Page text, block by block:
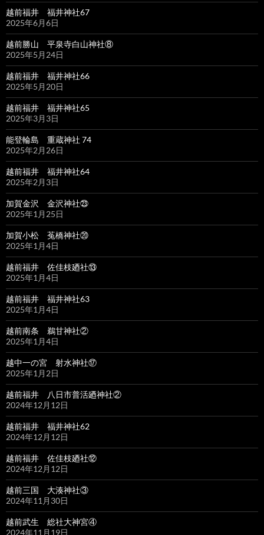
越前福井 福井神社67
2025年6月6日
越前勝山 平泉寺白山神社⑧
2025年5月24日
越前福井 福井神社66
2025年5月20日
越前福井 福井神社65
2025年3月3日
能登輪島 重蔵神社 74
2025年2月26日
越前福井 福井神社64
2025年2月3日
加賀金沢 金沢神社㉓
2025年1月25日
加賀小松 菟橋神社⑳
2025年1月4日
越前福井 佐佳枝廼社⑬
2025年1月4日
越前福井 福井神社63
2025年1月4日
越前南条 鵜甘神社②
2025年1月4日
越中一の宮 射水神社⑰
2025年1月2日
越前福井 八日市普活廼神社②
2024年12月12日
越前福井 福井神社62
2024年12月12日
越前福井 佐佳枝廼社⑫
2024年12月12日
越前三国 大湊神社③
2024年11月30日
越前武生 総社大神宮④
2024年11月19日